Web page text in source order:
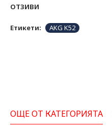
ОТЗИВИ
Етикети: AKG K52
ОЩЕ ОТ КАТЕГОРИЯТА